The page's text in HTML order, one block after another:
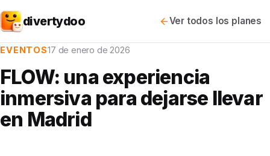
divertydoo Ver todos los planes
EVENTOS17 de enero de 2026
FLOW: una experiencia
inmersiva para dejarse llevar
en Madrid